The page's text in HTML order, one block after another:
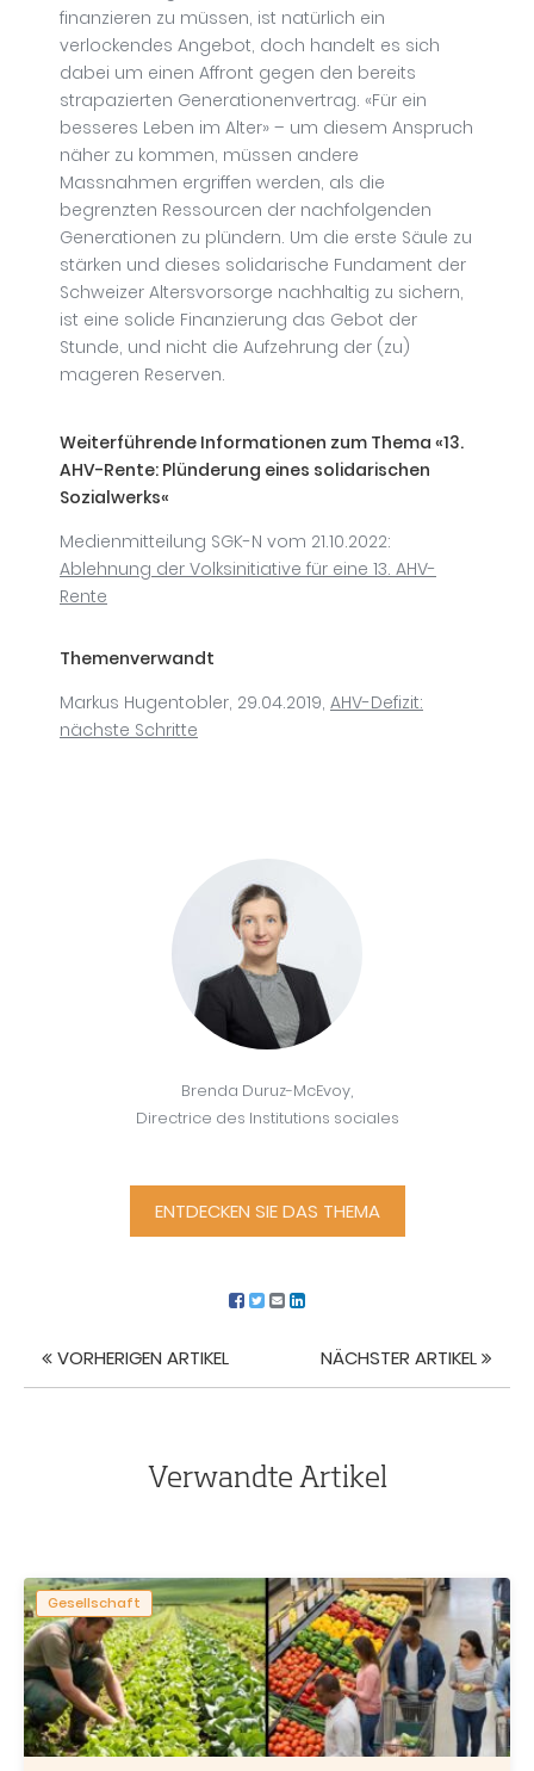
finanzieren zu müssen, ist natürlich ein
verlockendes Angebot, doch handelt es sich
dabei um einen Affront gegen den bereits
strapazierten Generationenvertrag. «Für ein
besseres Leben im Alter» – um diesem Anspruch
näher zu kommen, müssen andere
Massnahmen ergriffen werden, als die
begrenzten Ressourcen der nachfolgenden
Generationen zu plündern. Um die erste Säule zu
stärken und dieses solidarische Fundament der
Schweizer Altersvorsorge nachhaltig zu sichern,
ist eine solide Finanzierung das Gebot der
Stunde, und nicht die Aufzehrung der (zu)
mageren Reserven.
Weiterführende Informationen zum Thema «13.
AHV-Rente: Plünderung eines solidarischen
Sozialwerks«
Medienmitteilung SGK-N vom 21.10.2022:
Ablehnung der Volksinitiative für eine 13. AHV-
Rente
Themenverwandt
Markus Hugentobler, 29.04.2019, AHV-Defizit:
nächste Schritte
Brenda Duruz-McEvoy,
Directrice des Institutions sociales
ENTDECKEN SIE DAS THEMA
Artikel
VORHERIGEN ARTIKEL NÄCHSTER ARTIKEL
Verwandte Artikel
Gesellschaft